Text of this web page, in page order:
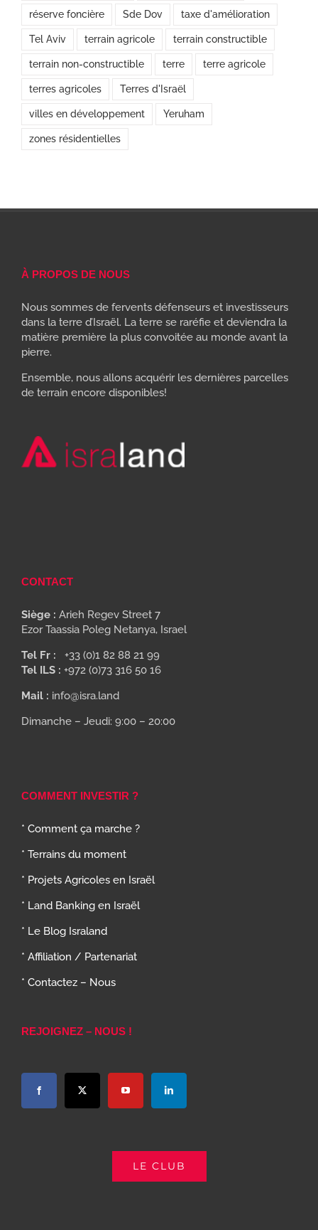
réserve foncière Sde Dov taxe d'amélioration
Tel Aviv terrain agricole terrain constructible
terrain non-constructible terre terre agricole
terres agricoles Terres d'Israël
villes en développement Yeruham
zones résidentielles
À PROPOS DE NOUS
Nous sommes de fervents défenseurs et investisseurs
dans la terre d’Israël. La terre se raréfie et deviendra la
matière première la plus convoitée au monde avant la
pierre.
Ensemble, nous allons acquérir les dernières parcelles
de terrain encore disponibles!
CONTACT
Siège : Arieh Regev Street 7
Ezor Taassia Poleg Netanya, Israel
Tel Fr : +33 (0)1 82 88 21 99
Tel ILS : +972 (0)73 316 50 16
Mail : info@isra.land
Dimanche – Jeudi: 9:00 – 20:00
COMMENT INVESTIR ?
* Comment ça marche ?
* Terrains du moment
* Projets Agricoles en Israël
* Land Banking en Israël
* Le Blog Israland
* Affiliation / Partenariat
* Contactez – Nous
REJOIGNEZ – NOUS !
LE CLUB